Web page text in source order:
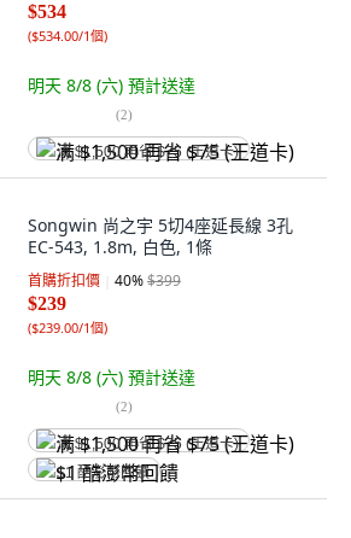
$534
($534.00/1個)
明天 8/8 (六) 預計送達
(2)
满 $1,500 再省 $75 (王道卡)
Songwin 尚之宇 5切4座延長線 3孔
EC-543, 1.8m, 白色, 1條
首購折扣價 40%$399
$239
($239.00/1個)
明天 8/8 (六) 預計送達
(2)
满 $1,500 再省 $75 (王道卡)
$1 酷澎幣回饋